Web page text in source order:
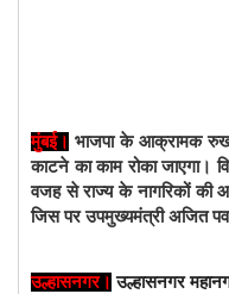
मुंबई। भाजपा के आक्रामक रुख
काटने का काम रोका जाएगा।
वजह से राज्य के नागरिकों की
जिस पर उपमुख्यमंत्री अजित
उल्हासनगर। उल्हासनगर